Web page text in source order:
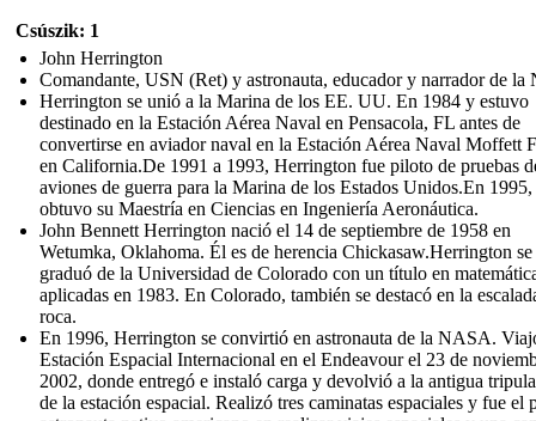
Csúszik: 1
John Herrington
Comandante, USN (Ret) y astronauta, educador y narrador de
Herrington se unió a la Marina de los EE. UU. En 1984 y estuvo
destinado en la Estación Aérea Naval en Pensacola, FL antes de
convertirse en aviador naval en la Estación Aérea Naval Moffett
en California.De 1991 a 1993, Herrington fue piloto de pruebas
aviones de guerra para la Marina de los Estados Unidos.En 1995,
obtuvo su Maestría en Ciencias en Ingeniería Aeronáutica.
John Bennett Herrington nació el 14 de septiembre de 1958 en
Wetumka, Oklahoma. Él es de herencia Chickasaw.Herrington se
graduó de la Universidad de Colorado con un título en
aplicadas en 1983. En Colorado, también se destacó en la
roca.
En 1996, Herrington se convirtió en astronauta de la NASA.
Estación Espacial Internacional en el Endeavour el 23 de
2002, donde entregó e instaló carga y devolvió a la antigua
de la estación espacial. Realizó tres caminatas espaciales y fue el